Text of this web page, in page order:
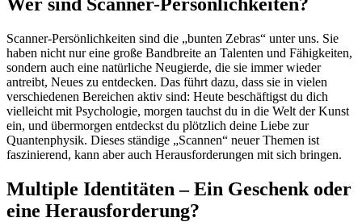
Scanner-Persönlichkeiten sind die „bunten Zebras“ unter uns. Sie
haben nicht nur eine große Bandbreite an Talenten und Fähigkeiten,
sondern auch eine natürliche Neugierde, die sie immer wieder
antreibt, Neues zu entdecken. Das führt dazu, dass sie in vielen
verschiedenen Bereichen aktiv sind: Heute beschäftigst du dich
vielleicht mit Psychologie, morgen tauchst du in die Welt der Kunst
ein, und übermorgen entdeckst du plötzlich deine Liebe zur
Quantenphysik. Dieses ständige „Scannen“ neuer Themen ist
faszinierend, kann aber auch Herausforderungen mit sich bringen.
Multiple Identitäten – Ein Geschenk oder
eine Herausforderung?